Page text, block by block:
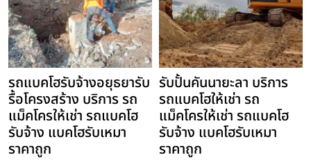
รถแบคโฮรับจ้างอยุธยารับ
รื้อโครงสร้าง บริการ รถ
แม็คโครให้เช่า รถแบคโฮ
รับจ้าง แบคโฮรับเหมา
ราคาถูก
รับปั้นคันนายะลา บริการ
รถแบคโฮให้เช่า รถ
แม็คโครให้เช่า รถแบคโฮ
รับจ้าง แบคโฮรับเหมา
ราคาถูก